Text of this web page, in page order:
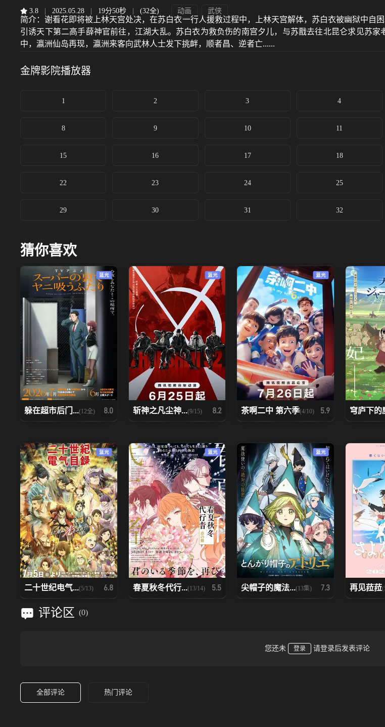
3.8 2025.05.28 19分50秒 (32全) 动画 武侠
简介：谢看花即将被上林天宫处决，在苏白衣一行人援救过程中，上林天宫解体，苏白衣被幽狱中自
引诱天下第二高手薛神官前往，江湖大乱。苏白衣为救负伤的南宫夕儿，与苏戬去往北昆仑求见苏
中，瀛洲仙岛再现，瀛洲来客向武林人士发下挑衅，顺者昌、逆者亡......
金牌影院播放器
1 2 3 4
8 9 10 11
15 16 17 18
22 23 24 25
29 30 31 32
猜你喜欢
蓝光
躲在超市后门...(12全) 8.0
蓝光
斩神之凡尘神...(9/15) 8.2
蓝光
茶啊二中 第六季(4/10) 5.9 穹庐下的
蓝光
二十世纪电气...(5/13) 6.8
蓝光
春夏秋冬代行...(13/14) 5.5
蓝光
尖帽子的魔法...(13集) 7.3 再见菈菈
评论区 (0)
您还未 登录 请登录后发表评论
全部评论 热门评论